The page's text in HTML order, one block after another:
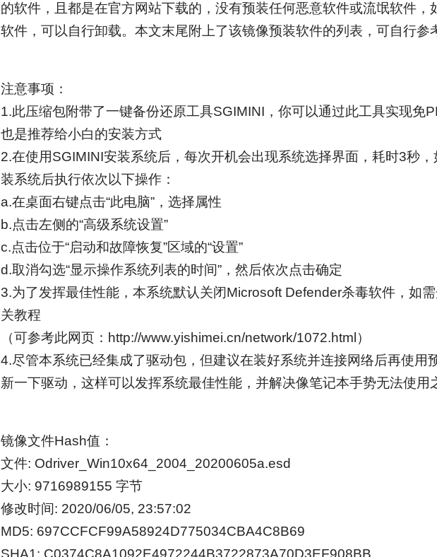
的软件，且都是在官方网站下载的，没有预装任何恶意软件或流氓软件，
软件，可以自行卸载。本文末尾附上了该镜像预装软件的列表，可自行参
注意事项：
1.此压缩包附带了一键备份还原工具SGIMINI，你可以通过此工具实现免
也是推荐给小白的安装方式
2.在使用SGIMINI安装系统后，每次开机会出现系统选择界面，耗时3秒
装系统后执行依次以下操作：
a.在桌面右键点击“此电脑”，选择属性
b.点击左侧的“高级系统设置”
c.点击位于“启动和故障恢复”区域的“设置”
d.取消勾选“显示操作系统列表的时间”，然后依次点击确定
3.为了发挥最佳性能，本系统默认关闭Microsoft Defender杀毒软件，如
关教程
（可参考此网页：http://www.yishimei.cn/network/1072.html）
4.尽管本系统已经集成了驱动包，但建议在装好系统并连接网络后再使用
新一下驱动，这样可以发挥系统最佳性能，并解决像笔记本手势无法使用
镜像文件Hash值：
文件: Odriver_Win10x64_2004_20200605a.esd
大小: 9716989155 字节
修改时间: 2020/06/05, 23:57:02
MD5: 697CCFCF99A58924D775034CBA4C8B69
SHA1: C0374C8A1092E4972244B3722873A70D3EF908BB